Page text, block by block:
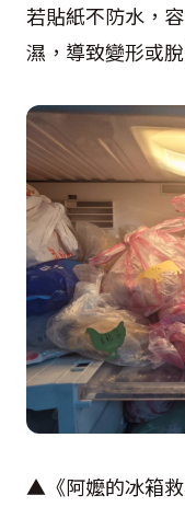
若貼紙不防水，
濕，導致變形或脫
▲《阿嬤的冰箱救